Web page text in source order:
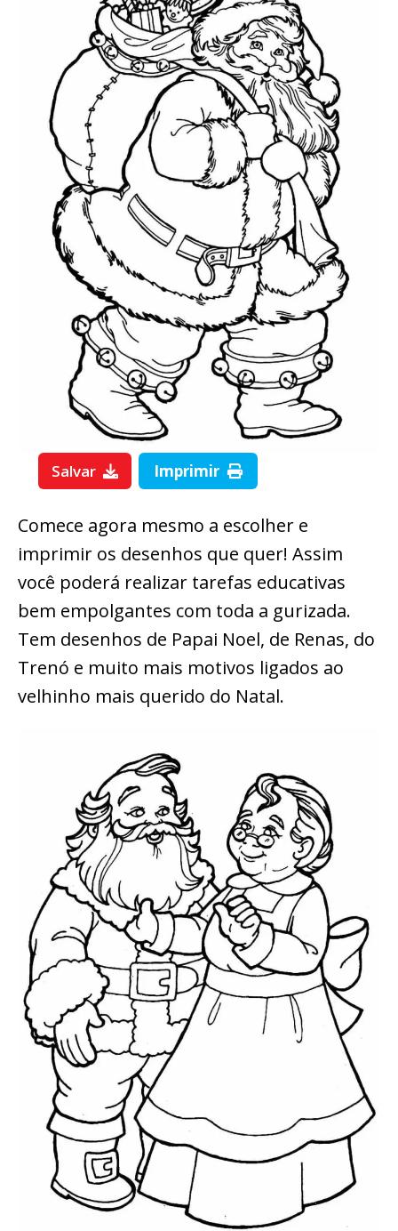
Salvar Imprimir
Comece agora mesmo a escolher e
imprimir os desenhos que quer! Assim
você poderá realizar tarefas educativas
bem empolgantes com toda a gurizada.
Tem desenhos de Papai Noel, de Renas, do
Trenó e muito mais motivos ligados ao
velhinho mais querido do Natal.